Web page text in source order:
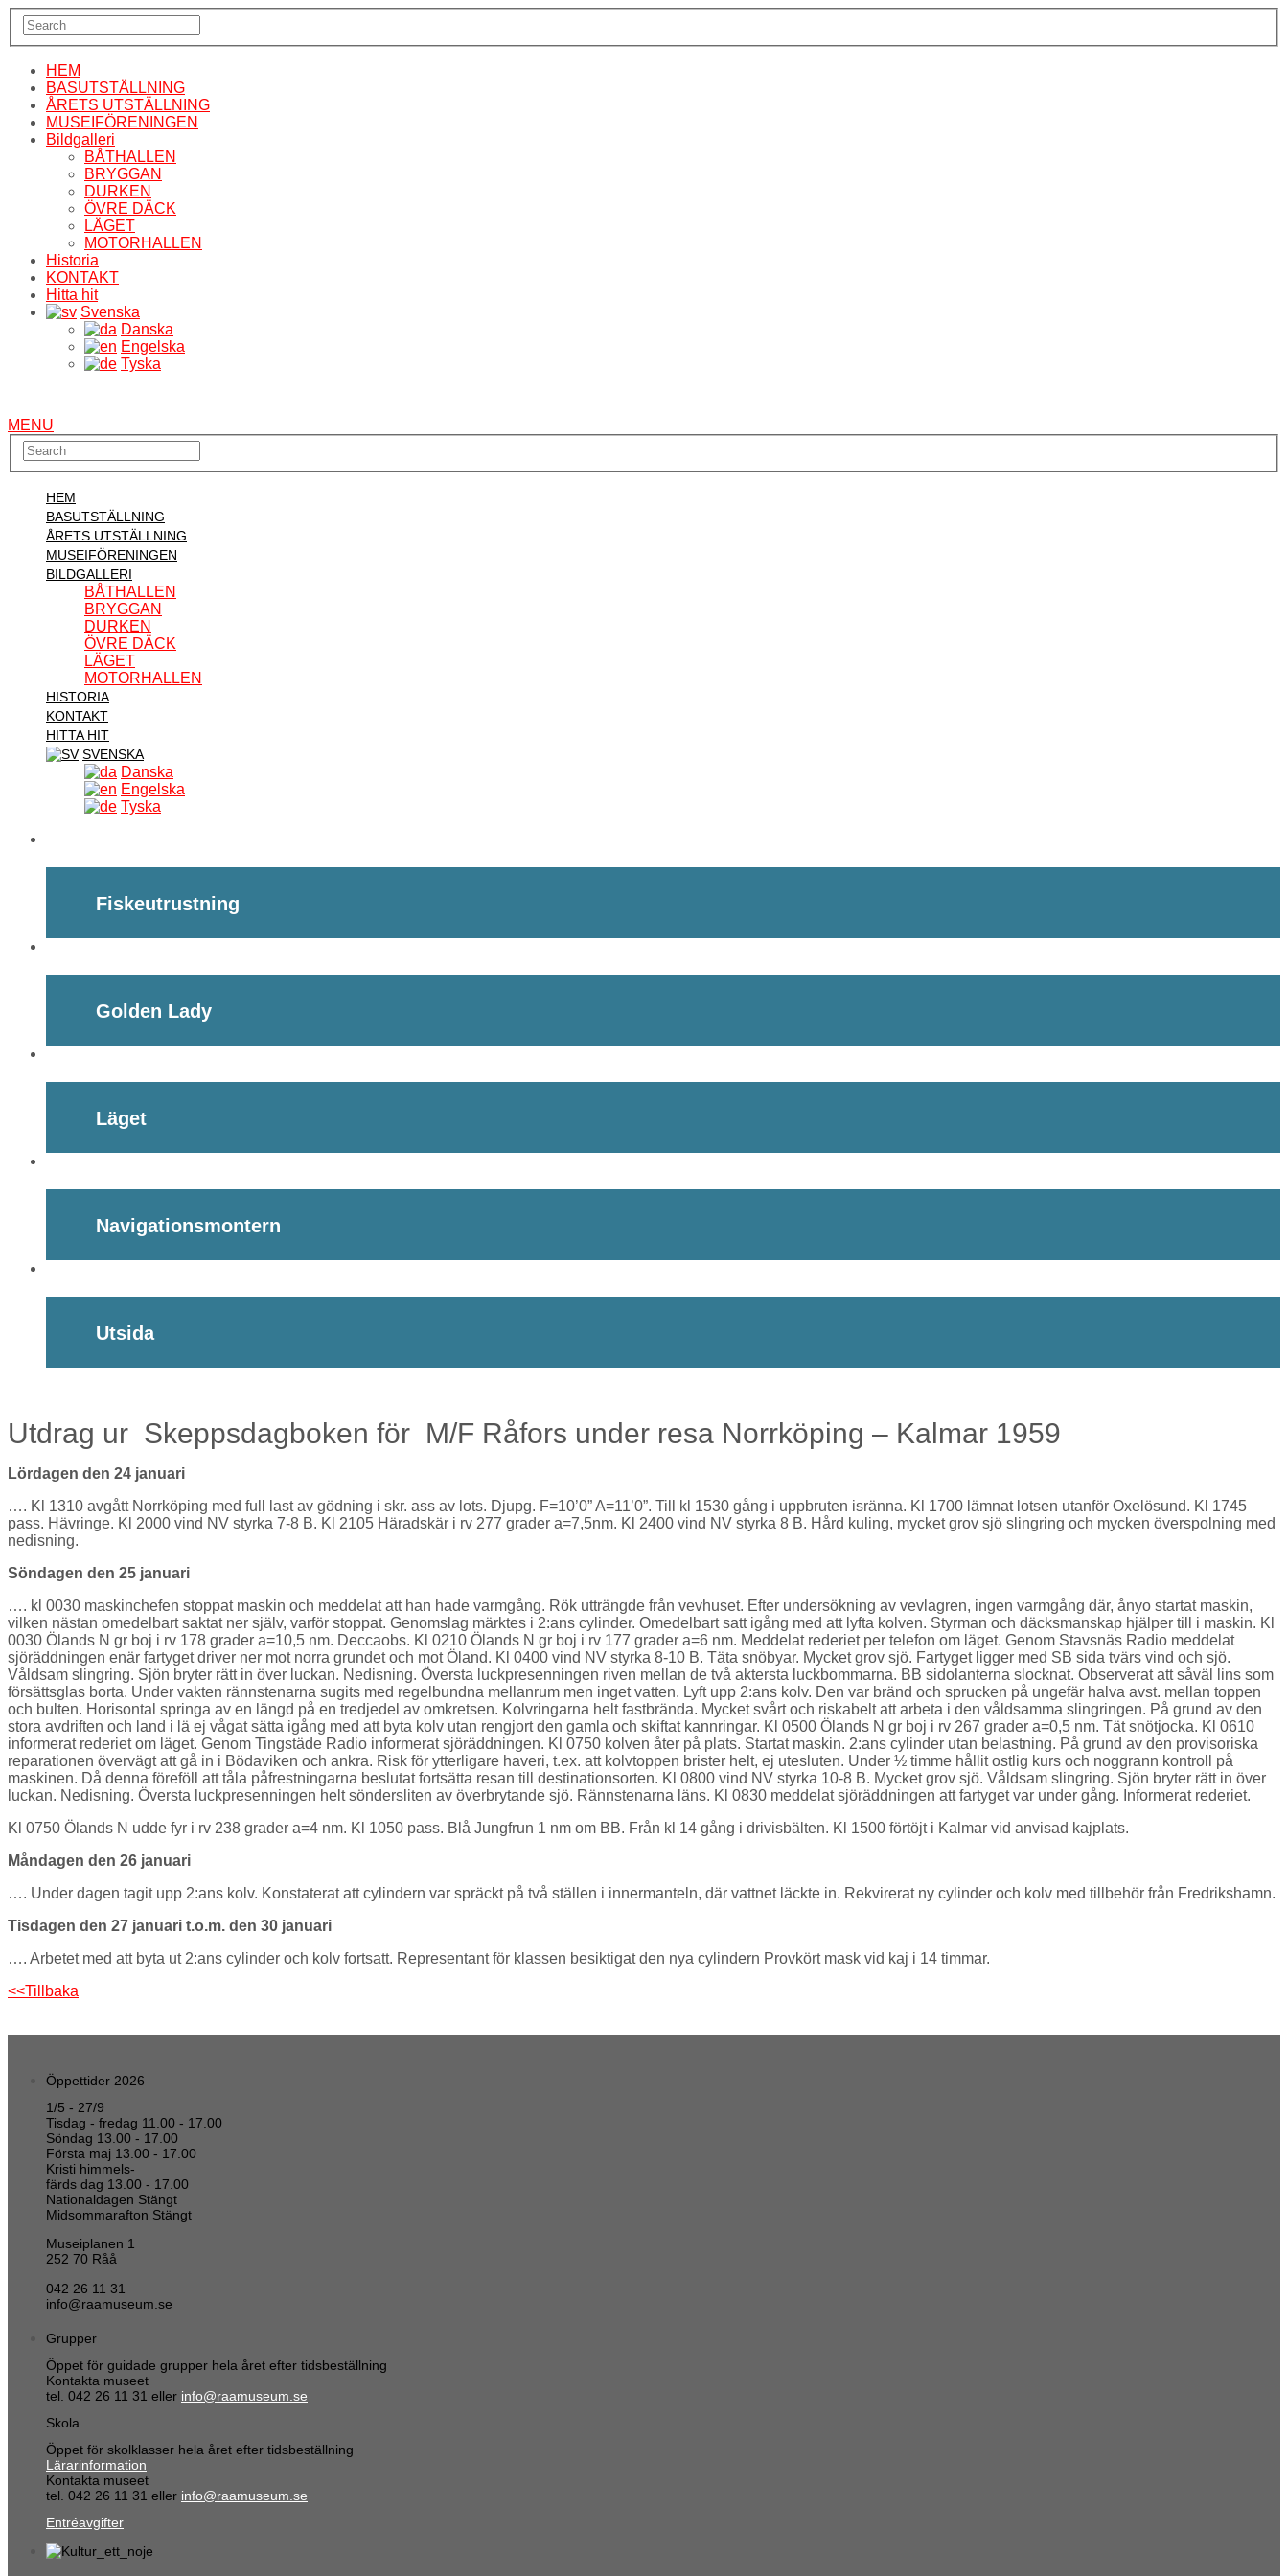
HEM
BASUTSTÄLLNING
ÅRETS UTSTÄLLNING
MUSEIFÖRENINGEN
Bildgalleri
BÅTHALLEN
BRYGGAN
DURKEN
ÖVRE DÄCK
LÄGET
MOTORHALLEN
Historia
KONTAKT
Hitta hit
Svenska
Danska
Engelska
Tyska
MENU
HEM
BASUTSTÄLLNING
ÅRETS UTSTÄLLNING
MUSEIFÖRENINGEN
BILDGALLERI
BÅTHALLEN
BRYGGAN
DURKEN
ÖVRE DÄCK
LÄGET
MOTORHALLEN
HISTORIA
KONTAKT
HITTA HIT
SVENSKA
Danska
Engelska
Tyska
Fiskeutrustning
Golden Lady
Läget
Navigationsmontern
Utsida
Utdrag ur Skeppsdagboken för M/F Råfors under resa Norrköping – Kalmar 1959
Lördagen den 24 januari
…. Kl 1310 avgått Norrköping med full last av gödning i skr. ass av lots. Djupg. F=10’0” A=11’0”. Till kl 1530 gång i uppbruten isränna. Kl 1700 lämnat lotsen utanför Oxelösund. Kl 1745
pass. Hävringe. Kl 2000 vind NV styrka 7-8 B. Kl 2105 Häradskär i rv 277 grader a=7,5nm. Kl 2400 vind NV styrka 8 B. Hård kuling, mycket grov sjö slingring och mycken överspolning med
nedisning.
Söndagen den 25 januari
…. kl 0030 maskinchefen stoppat maskin och meddelat att han hade varmgång. Rök utträngde från vevhuset. Efter undersökning av vevlagren, ingen varmgång där, ånyo startat maskin,
vilken nästan omedelbart saktat ner själv, varför stoppat. Genomslag märktes i 2:ans cylinder. Omedelbart satt igång med att lyfta kolven. Styrman och däcksmanskap hjälper till i maskin. Kl
0030 Ölands N gr boj i rv 178 grader a=10,5 nm. Deccaobs. Kl 0210 Ölands N gr boj i rv 177 grader a=6 nm. Meddelat rederiet per telefon om läget. Genom Stavsnäs Radio meddelat
sjöräddningen enär fartyget driver ner mot norra grundet och mot Öland. Kl 0400 vind NV styrka 8-10 B. Täta snöbyar. Mycket grov sjö. Fartyget ligger med SB sida tvärs vind och sjö.
Våldsam slingring. Sjön bryter rätt in över luckan. Nedisning. Översta luckpresenningen riven mellan de två aktersta luckbommarna. BB sidolanterna slocknat. Observerat att såväl lins som
försättsglas borta. Under vakten rännstenarna sugits med regelbundna mellanrum men inget vatten. Lyft upp 2:ans kolv. Den var bränd och sprucken på ungefär halva avst. mellan toppen
och bulten. Horisontal springa av en längd på en tredjedel av omkretsen. Kolvringarna helt fastbrända. Mycket svårt och riskabelt att arbeta i den våldsamma slingringen. På grund av den
stora avdriften och land i lä ej vågat sätta igång med att byta kolv utan rengjort den gamla och skiftat kannringar. Kl 0500 Ölands N gr boj i rv 267 grader a=0,5 nm. Tät snötjocka. Kl 0610
informerat rederiet om läget. Genom Tingstäde Radio informerat sjöräddningen. Kl 0750 kolven åter på plats. Startat maskin. 2:ans cylinder utan belastning. På grund av den provisoriska
reparationen övervägt att gå in i Bödaviken och ankra. Risk för ytterligare haveri, t.ex. att kolvtoppen brister helt, ej utesluten. Under ½ timme hållit ostlig kurs och noggrann kontroll på
maskinen. Då denna föreföll att tåla påfrestningarna beslutat fortsätta resan till destinationsorten. Kl 0800 vind NV styrka 10-8 B. Mycket grov sjö. Våldsam slingring. Sjön bryter rätt in över
luckan. Nedisning. Översta luckpresenningen helt söndersliten av överbrytande sjö. Rännstenarna läns. Kl 0830 meddelat sjöräddningen att fartyget var under gång. Informerat rederiet.
Kl 0750 Ölands N udde fyr i rv 238 grader a=4 nm. Kl 1050 pass. Blå Jungfrun 1 nm om BB. Från kl 14 gång i drivisbälten. Kl 1500 förtöjt i Kalmar vid anvisad kajplats.
Måndagen den 26 januari
…. Under dagen tagit upp 2:ans kolv. Konstaterat att cylindern var spräckt på två ställen i innermanteln, där vattnet läckte in. Rekvirerat ny cylinder och kolv med tillbehör från Fredrikshamn.
Tisdagen den 27 januari t.o.m. den 30 januari
…. Arbetet med att byta ut 2:ans cylinder och kolv fortsatt. Representant för klassen besiktigat den nya cylindern Provkört mask vid kaj i 14 timmar.
<<Tillbaka
Öppettider 2026
1/5 - 27/9
Tisdag - fredag 11.00 - 17.00
Söndag 13.00 - 17.00
Första maj 13.00 - 17.00
Kristi himmels-
färds dag 13.00 - 17.00
Nationaldagen Stängt
Midsommarafton Stängt
Museiplanen 1
252 70 Råå
042 26 11 31
info@raamuseum.se
Grupper
Öppet för guidade grupper hela året efter tidsbeställning
Kontakta museet
tel. 042 26 11 31 eller info@raamuseum.se
Skola
Öppet för skolklasser hela året efter tidsbeställning
Lärarinformation
Kontakta museet
tel. 042 26 11 31 eller info@raamuseum.se
Entréavgifter